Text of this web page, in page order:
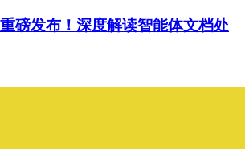
磅发布！深度解读智能体文档处